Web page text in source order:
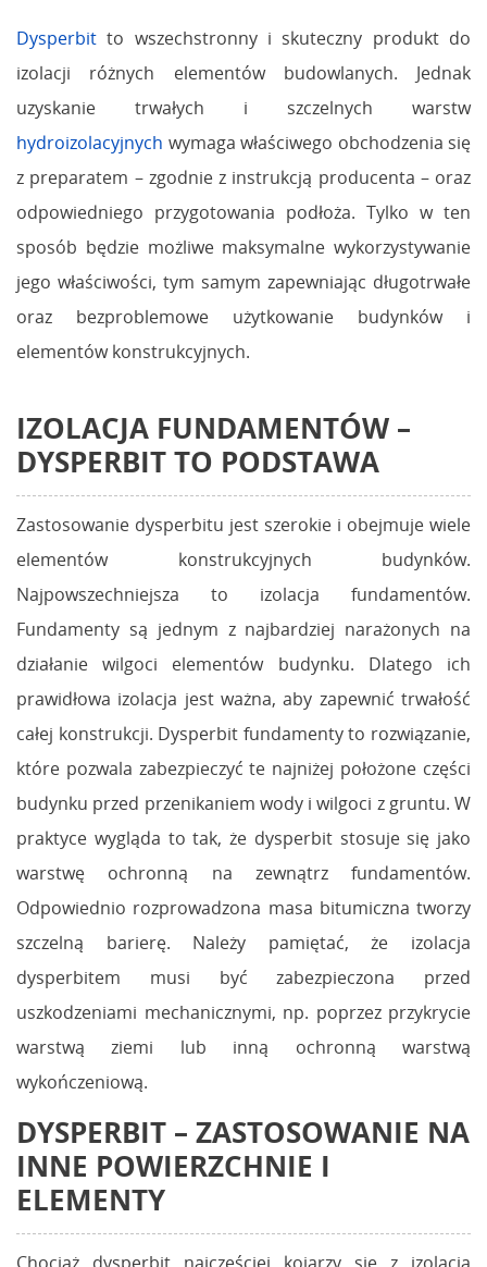
Dysperbit to wszechstronny i skuteczny produkt do
izolacji różnych elementów budowlanych. Jednak
uzyskanie trwałych i szczelnych warstw
hydroizolacyjnych wymaga właściwego obchodzenia się
z preparatem – zgodnie z instrukcją producenta – oraz
odpowiedniego przygotowania podłoża. Tylko w ten
sposób będzie możliwe maksymalne wykorzystywanie
jego właściwości, tym samym zapewniając długotrwałe
oraz bezproblemowe użytkowanie budynków i
elementów konstrukcyjnych.
IZOLACJA FUNDAMENTÓW –
DYSPERBIT TO PODSTAWA
Zastosowanie dysperbitu jest szerokie i obejmuje wiele
elementów konstrukcyjnych budynków.
Najpowszechniejsza to izolacja fundamentów.
Fundamenty są jednym z najbardziej narażonych na
działanie wilgoci elementów budynku. Dlatego ich
prawidłowa izolacja jest ważna, aby zapewnić trwałość
całej konstrukcji. Dysperbit fundamenty to rozwiązanie,
które pozwala zabezpieczyć te najniżej położone części
budynku przed przenikaniem wody i wilgoci z gruntu. W
praktyce wygląda to tak, że dysperbit stosuje się jako
warstwę ochronną na zewnątrz fundamentów.
Odpowiednio rozprowadzona masa bitumiczna tworzy
szczelną barierę. Należy pamiętać, że izolacja
dysperbitem musi być zabezpieczona przed
uszkodzeniami mechanicznymi, np. poprzez przykrycie
warstwą ziemi lub inną ochronną warstwą
wykończeniową.
DYSPERBIT – ZASTOSOWANIE NA
INNE POWIERZCHNIE I
ELEMENTY